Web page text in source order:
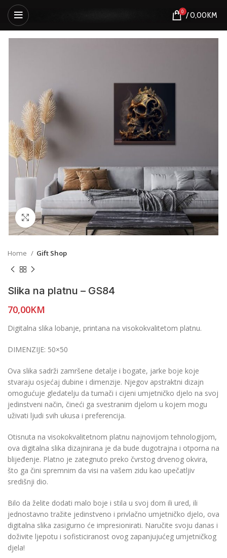
0 /0,00KM
Click to enlarge
Home Gift Shop
Slika na platnu – GS84
70,00KM
Digitalna slika lobanje, printana na visokokvalitetom platnu.
DIMENZIJE: 50×50
Ova slika sadrži zamršene detalje i bogate, jarke boje koje
stvaraju osjećaj dubine i dimenzije. Njegov apstraktni dizajn
omogućuje gledatelju da tumači i cijeni umjetničko djelo na svoj
jedinstveni način, čineći ga svestranim djelom u kojem mogu
uživati ljudi svih ukusa i preferencija.
Otisnuta na visokokvalitetnom platnu najnovijom tehnologijom,
ova digitalna slika dizajnirana je da bude dugotrajna i otporna na
blijeđenje. Platno je zategnuto preko čvrstog drvenog okvira,
što ga čini spremnim da visi na vašem zidu kao upečatljiv
središnji dio.
Bilo da želite dodati malo boje i stila u svoj dom ili ured, ili
jednostavno tražite jedinstveno i privlačno umjetničko djelo, ova
digitalna slika zasigurno će impresionirati. Naručite svoju danas i
doživite ljepotu i sofisticiranost ovog zapanjujućeg umjetničkog
djela!